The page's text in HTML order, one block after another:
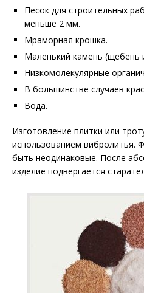
Песок для строительных
меньше 2 мм.
Мраморная крошка.
Маленький камень (щебень
Низкомолекулярные
В большинстве случаев
Вода.
Изготовление плитки или
использованием вибролитья.
быть неодинаковые. После
изделие подвергается